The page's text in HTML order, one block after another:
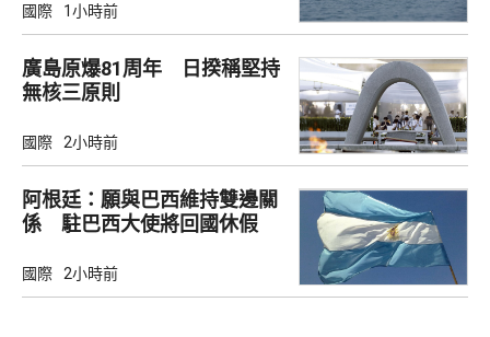
國際 1小時前
廣島原爆81周年 日揆稱堅持
無核三原則
國際 2小時前
阿根廷：願與巴西維持雙邊關
係 駐巴西大使將回國休假
國際 2小時前